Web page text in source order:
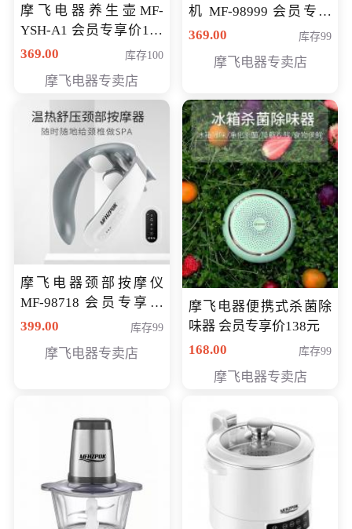
摩飞电器养生壶MF-
YSH-A1 会员专享价198
元
369.00 库存100
摩飞电器专卖店
机 MF-98999 会员专享
价286元
369.00 库存99
摩飞电器专卖店
摩飞电器颈部按摩仪
MF-98718 会员专享价
299元
399.00 库存99
摩飞电器专卖店
摩飞电器便携式杀菌除
味器 会员专享价138元
168.00
库存99
摩飞电器专卖店